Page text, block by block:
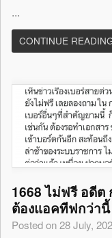
...
CONTINUE
1668 ไม่ฟรี อดี
ต้องแอคทีฟกว่านี้
Posted on 28 July,